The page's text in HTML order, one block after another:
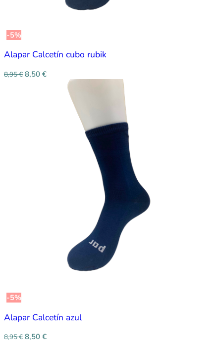
-5%
Alapar Calcetín cubo rubik
8,95€ 8,50 €
-5%
Alapar Calcetín azul
8,95€ 8,50 €